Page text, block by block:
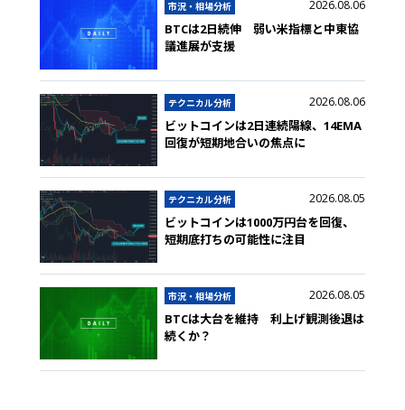
市況・相場分析 2026.08.06
BTCは2日続伸 弱い米指標と中東協
議進展が支援
テクニカル分析 2026.08.06
ビットコインは2日連続陽線、14EMA
回復が短期地合いの焦点に
テクニカル分析 2026.08.05
ビットコインは1000万円台を回復、
短期底打ちの可能性に注目
市況・相場分析 2026.08.05
BTCは大台を維持 利上げ観測後退は
続くか？